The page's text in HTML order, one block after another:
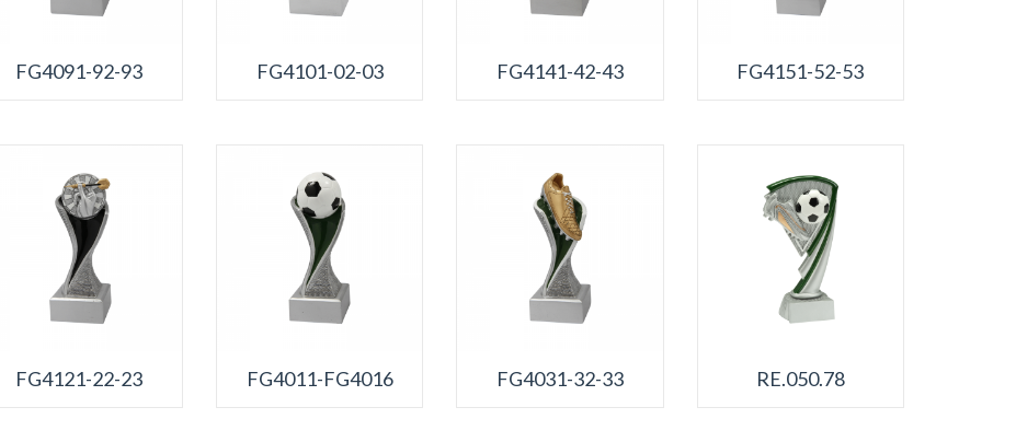
FG4091-92-93 FG4101-02-03 FG4141-42-43 FG4151-52-53
FG4121-22-23 FG4011-FG4016 FG4031-32-33 RE.050.78